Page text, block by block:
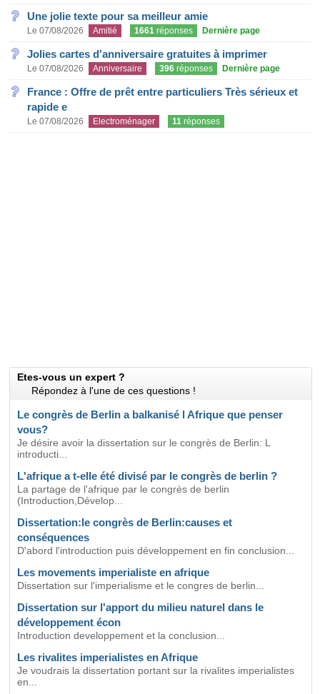
Une jolie texte pour sa meilleur amie
Le 07/08/2026 Amitié 1661 réponses Dernière page
Jolies cartes d'anniversaire gratuites à imprimer
Le 07/08/2026 Anniversaire 396 réponses Dernière page
France : Offre de prêt entre particuliers Très sérieux et
rapide e
Le 07/08/2026 Electroménager 11 réponses
Etes-vous un expert ?
Répondez à l'une de ces questions !
Le congrès de Berlin a balkanisé l Afrique que penser
vous?
Je désire avoir la dissertation sur le congrès de Berlin: L
introducti...
L'afrique a t-elle été divisé par le congrès de berlin ?
La partage de l'afrique par le congrès de berlin
(Introduction,Dévelop...
Dissertation:le congrès de Berlin:causes et
conséquences
D'abord l'introduction puis développement en fin conclusion...
Les movements imperialiste en afrique
Dissertation sur l'imperialisme et le congres de berlin...
Dissertation sur l'apport du milieu naturel dans le
développement écon
Introduction developpement et la conclusion...
Les rivalites imperialistes en Afrique
Je voudrais la dissertation portant sur la rivalites imperialistes
en...